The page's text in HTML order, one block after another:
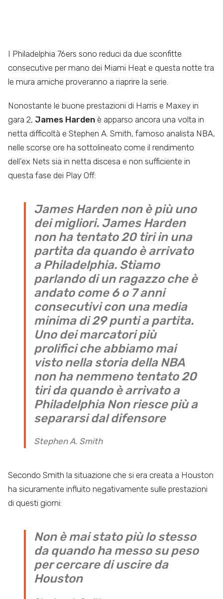
I Philadelphia 76ers sono reduci da due sconfitte
consecutive per mano dei Miami Heat e questa notte tra
le mura amiche proveranno a riaprire la serie.
Nonostante le buone prestazioni di Harris e Maxey in
gara 2, James Harden è apparso ancora una volta in
netta difficoltà e Stephen A. Smith, famoso analista NBA,
nelle scorse ore ha sottolineato come il rendimento
dell’ex Nets sia in netta discesa e non sufficiente in
questa fase dei Play Off:
James Harden non è più uno
dei migliori. James Harden
non ha tentato 20 tiri in una
partita da quando è arrivato
a Philadelphia. Stiamo
parlando di un ragazzo che è
andato come 6 o 7 anni
consecutivi con una media
minima di 29 punti a partita.
Uno dei marcatori più
prolifici che abbiamo mai
visto nella storia della NBA
non ha nemmeno tentato 20
tiri da quando è arrivato a
Philadelphia Non riesce più a
separarsi dal difensore
Stephen A. Smith
Secondo Smith la situazione che si era creata a Houston
ha sicuramente influito negativamente sulle prestazioni
di questi giorni:
Non è mai stato più lo stesso
da quando ha messo su peso
per cercare di uscire da
Houston